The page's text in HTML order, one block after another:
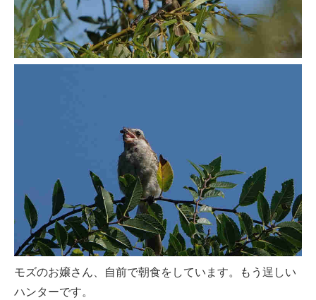
モズのお嬢さん、自前で朝食をしています。もう逞しい
ハンターです。